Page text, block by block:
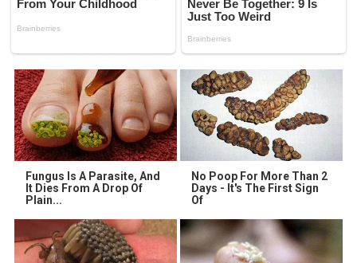
Fungus Is A Parasite, And
It Dies From A Drop Of
Plain...
No Poop For More Than 2
Days - It's The First Sign
Of